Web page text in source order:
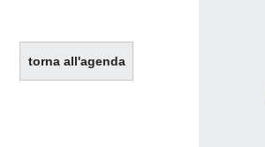
torna all'agenda